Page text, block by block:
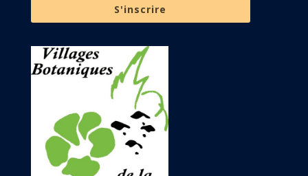
S'inscrire